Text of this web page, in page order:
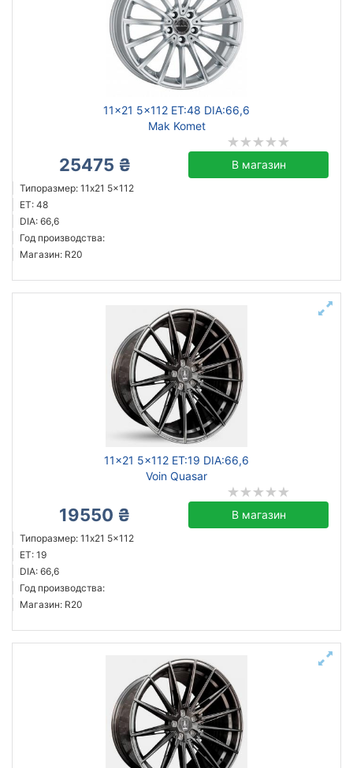
11x21 5x112 ET:48 DIA:66,6
Mak Komet
25475 ₴ В магазин
Типоразмер: 11x21 5x112
ET: 48
DIA: 66,6
Год производства:
Магазин: R20
11x21 5x112 ET:19 DIA:66,6
Voin Quasar
19550 ₴ В магазин
Типоразмер: 11x21 5x112
ET: 19
DIA: 66,6
Год производства:
Магазин: R20